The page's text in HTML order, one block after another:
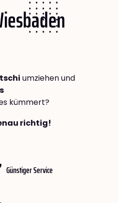
umziehen und
kümmert?
richtig!
Günstiger Service